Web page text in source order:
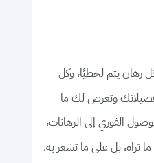
بسلاسة، وكل رهان يتم لحظيًا، وكل
وتعرض لك ما
الفوري إلى الرهانات،
تراه، بل على ما تشعر به.